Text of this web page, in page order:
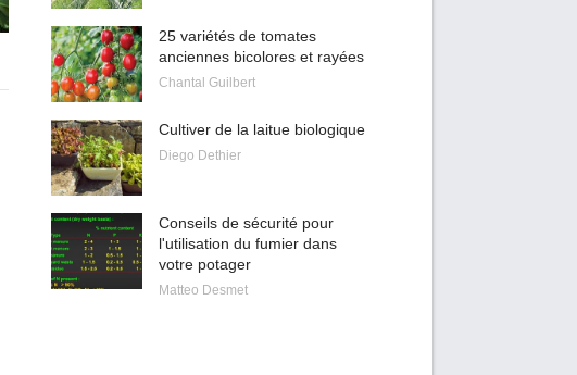
25 variétés de tomates
anciennes bicolores et rayées
Chantal Guilbert
Cultiver de la laitue biologique
Diego Dethier
Conseils de sécurité pour
l'utilisation du fumier dans
votre potager
Matteo Desmet